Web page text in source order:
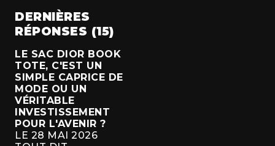
DERNIÈRES
RÉPONSES (15)
LE SAC DIOR BOOK
TOTE, C'EST UN
SIMPLE CAPRICE DE
MODE OU UN
VÉRITABLE
INVESTISSEMENT
POUR L'AVENIR ?
LE 28 MAI 2026